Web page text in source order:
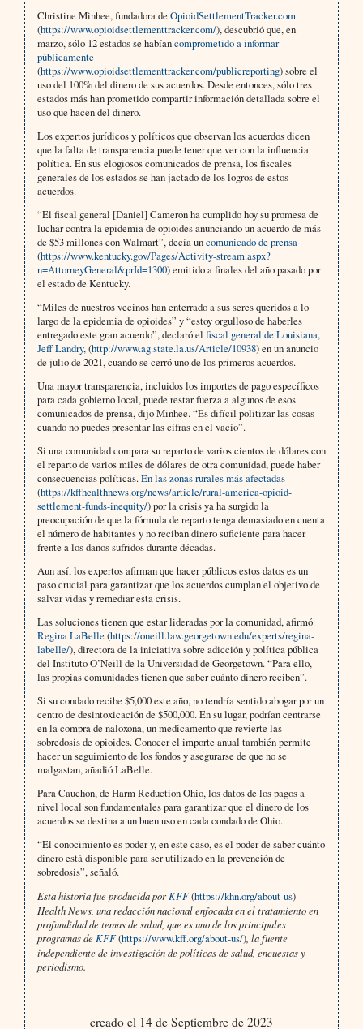
Christine Minhee, fundadora de OpioidSettlementTracker.com
(https://www.opioidsettlementtracker.com/), descubrió que, en
marzo, sólo 12 estados se habíancomprometido a informar
públicamente
(https://www.opioidsettlementtracker.com/publicreporting) sobre el
uso del 100% del dinero de sus acuerdos. Desde entonces, sólo tres
estados más han prometido compartir información detallada sobre el
uso que hacen del dinero.
Los expertos jurídicos y políticos que observan los acuerdos dicen
que la falta de transparencia puede tener que ver con la influencia
política. En sus elogiosos comunicados de prensa, los fiscales
generales de los estados se han jactado de los logros de estos
acuerdos.
“El fiscal general [Daniel] Cameron ha cumplido hoy su promesa de
luchar contra la epidemia de opioides anunciando un acuerdo de más
de $53 millones con Walmart”, decía uncomunicado de prensa
(https://www.kentucky.gov/Pages/Activity-stream.aspx?
n=AttorneyGeneral&prId=1300) emitido a finales del año pasado por
el estado de Kentucky.
“Miles de nuestros vecinos han enterrado a sus seres queridos a lo
largo de la epidemia de opioides” y “estoy orgulloso de haberles
entregado este gran acuerdo”, declaró el fiscal general de Louisiana,
Jeff Landry, (http://www.ag.state.la.us/Article/10938) en un anuncio
de julio de 2021, cuando se cerró uno de los primeros acuerdos.
Una mayor transparencia, incluidos los importes de pago específicos
para cada gobierno local, puede restar fuerza a algunos de esos
comunicados de prensa, dijo Minhee. “Es difícil politizar las cosas
cuando no puedes presentar las cifras en el vacío”.
Si una comunidad compara su reparto de varios cientos de dólares con
el reparto de varios miles de dólares de otra comunidad, puede haber
consecuencias políticas. En las zonas rurales más afectadas
(https://kffhealthnews.org/news/article/rural-america-opioid-
settlement-funds-inequity/) por la crisis ya ha surgido la
preocupación de que la fórmula de reparto tenga demasiado en cuenta
el número de habitantes y no reciban dinero suficiente para hacer
frente a los daños sufridos durante décadas.
Aun así, los expertos afirman que hacer públicos estos datos es un
paso crucial para garantizar que los acuerdos cumplan el objetivo de
salvar vidas y remediar esta crisis.
Las soluciones tienen que estar lideradas por la comunidad, afirmó
Regina LaBelle (https://oneill.law.georgetown.edu/experts/regina-
labelle/), directora de la iniciativa sobre adicción y política pública
del Instituto O’Neill de la Universidad de Georgetown. “Para ello,
las propias comunidades tienen que saber cuánto dinero reciben”.
Si su condado recibe $5,000 este año, no tendría sentido abogar por un
centro de desintoxicación de $500,000. En su lugar, podrían centrarse
en la compra de naloxona, un medicamento que revierte las
sobredosis de opioides. Conocer el importe anual también permite
hacer un seguimiento de los fondos y asegurarse de que no se
malgastan, añadió LaBelle.
Para Cauchon, de Harm Reduction Ohio, los datos de los pagos a
nivel local son fundamentales para garantizar que el dinero de los
acuerdos se destina a un buen uso en cada condado de Ohio.
“El conocimiento es poder y, en este caso, es el poder de saber cuánto
dinero está disponible para ser utilizado en la prevención de
sobredosis”, señaló.
Esta historia fue producida porKFF(https://khn.org/about-us)
Health News, una redacción nacional enfocada en el tratamiento en
profundidad de temas de salud, que es uno de los principales
programas de KFF(https://www.kff.org/about-us/), la fuente
independiente de investigación de políticas de salud, encuestas y
periodismo.
creado el 14 de Septiembre de 2023